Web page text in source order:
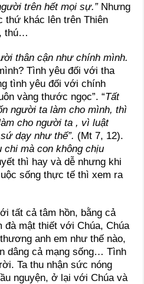
trên hết mọi sự.” Nhưng
thứ khác lên trên Thiên
thú…
thân cận như chính mình.
Tình yêu đối với tha
tình yêu đối với chính
vàng thước ngọc”. “Tất
người ta làm cho mình, thì
cho người ta , vì luật
dạy như thế”. (Mt 7, 12).
chi mà con không chịu
thì hay và dễ nhưng khi
sống thực tế thì xem ra
tất cả tâm hồn, bằng cả
mật thiết với Chúa, Chúa
anh em như thế nào,
dâng cả mạng sống… Tình
Ta thu nhận sức nóng
nguyện, ở lại với Chúa và